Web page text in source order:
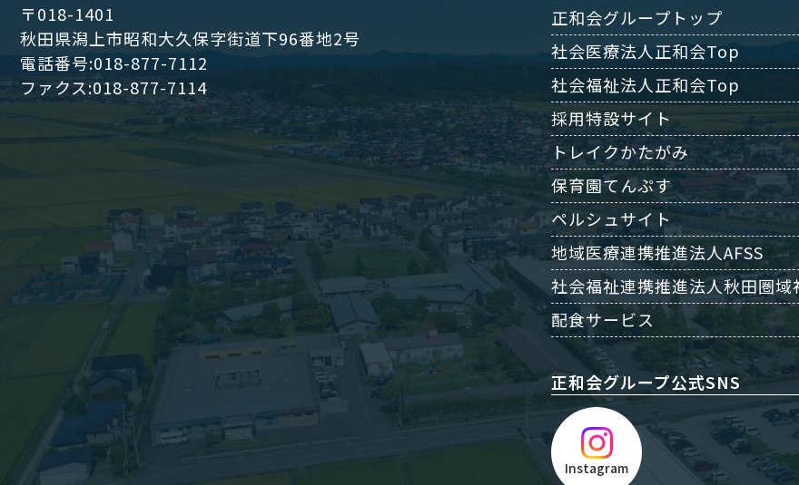
〒018-1401
秋田県潟上市昭和大久保字街道下96番地2号
電話番号:018-877-7112
ファクス:018-877-7114
正和会グループトップ
社会医療法人正和会Top
社会福祉法人正和会Top
採用特設サイト
トレイクかたがみ
保育園てんぷす
ペルシュサイト
地域医療連携推進法人AFSS
社会福祉連携推進法人秋田圏
配食サービス
正和会グループ公式SNS
Instagram